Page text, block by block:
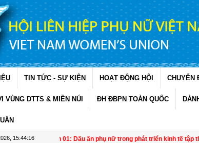
TIN TỨC - SỰ KIỆN HOẠT ĐỘNG HỘI CHUYỂN
VÙNG DTTS & MIỀN NÚI ĐH ĐBPN TOÀN QUỐC
15:44:17Đề án 01: Dấu ấn phụ nữ trong phát triển kinh tế tập thể